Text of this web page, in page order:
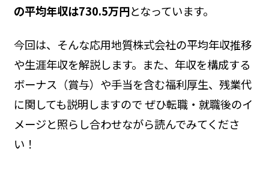
の平均年収は730.5万円となっています。
今回は、そんな応用地質株式会社の平均年収推移
や生涯年収を解説します。また、年収を構成する
ボーナス（賞与）や手当を含む福利厚生、残業代
に関しても説明しますので ぜひ転職・就職後のイ
メージと照らし合わせながら読んでみてくださ
い！